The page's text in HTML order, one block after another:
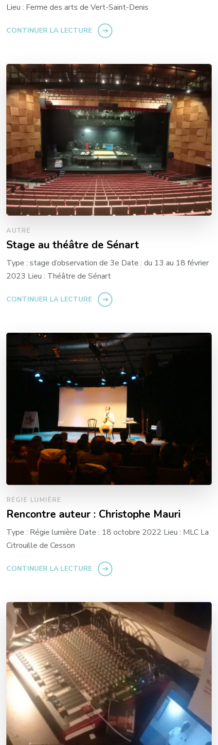
Lieu : Ferme des arts de Vert-Saint-Denis
CONTINUER LA LECTURE
AUTRE
Stage au théâtre de Sénart
Type : stage d’observation de 3e Date : du 13 au 18 février
2023 Lieu : Théâtre de Sénart
CONTINUER LA LECTURE
RÉGIE LUMIÈRE
Rencontre auteur : Christophe Mauri
Type : Régie lumière Date : 18 octobre 2022 Lieu : MLC La
Citrouille de Cesson
CONTINUER LA LECTURE